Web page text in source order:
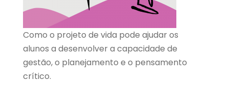
Como o projeto de vida pode ajudar os
alunos a desenvolver a capacidade de
gestão, o planejamento e o pensamento
crítico.